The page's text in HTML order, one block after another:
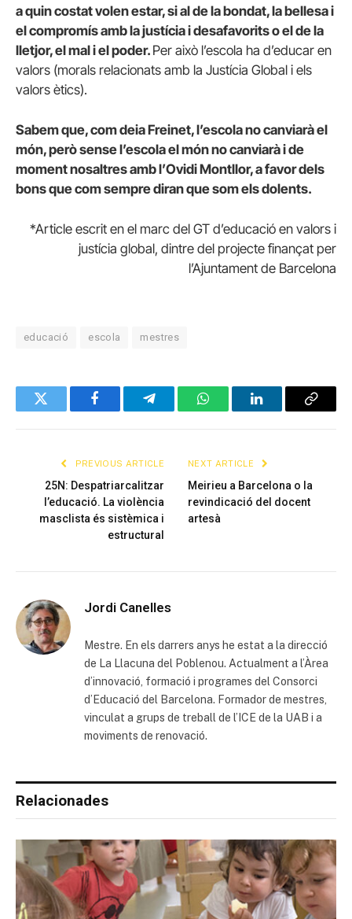
a quin costat volen estar, si al de la bondat, la bellesa i
el compromís amb la justícia i desafavorits o el de la
lletjor, el mal i el poder. Per això l’escola ha d’educar en
valors (morals relacionats amb la Justícia Global i els
valors ètics).
Sabem que, com deia Freinet, l’escola no canviarà el
món, però sense l’escola el món no canviarà i de
moment nosaltres amb l’Ovidi Montllor, a favor dels
bons que com sempre diran que som els dolents.
*Article escrit en el marc del GT d’educació en valors i
justícia global, dintre del projecte finançat per
l’Ajuntament de Barcelona
educació escola mestres
Twitter FacebookTelegramWhatsAppLinkedInCopy
PREVIOUS ARTICLE
25N: Despatriarcalitzar
l’educació. La violència
masclista és sistèmica i
estructural
NEXT ARTICLE
Meirieu a Barcelona o la
revindicació del docent
artesà
Jordi Canelles
Mestre. En els darrers anys he estat a la direcció
de La Llacuna del Poblenou. Actualment a l’Àrea
d’innovació, formació i programes del Consorci
d’Educació del Barcelona. Formador de mestres,
vinculat a grups de treball de l’ICE de la UAB i a
moviments de renovació.
Relacionades